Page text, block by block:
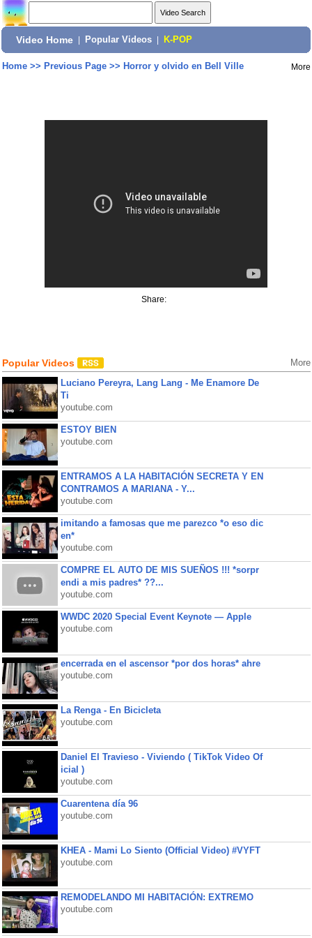
Video Home Popular Videos K-POP
Home>> Previous Page>> Horror y olvido en Bell Ville More
Share:
Popular Videos More
Luciano Pereyra, Lang Lang - Me Enamore De
Ti
youtube.com
ESTOY BIEN
youtube.com
ENTRAMOS A LA HABITACIÓN SECRETA Y EN
CONTRAMOS A MARIANA - Y...
youtube.com
imitando a famosas que me parezco *o eso dic
en*
youtube.com
COMPRE EL AUTO DE MIS SUEÑOS !!! *sorpr
endi a mis padres* ??...
youtube.com
WWDC 2020 Special Event Keynote — Apple
youtube.com
encerrada en el ascensor *por dos horas* ahre
youtube.com
La Renga - En Bicicleta
youtube.com
Daniel El Travieso - Viviendo ( TikTok Video Of
icial )
youtube.com
Cuarentena día 96
youtube.com
KHEA - Mami Lo Siento (Official Video) #VYFT
youtube.com
REMODELANDO MI HABITACIÓN: EXTREMO
youtube.com